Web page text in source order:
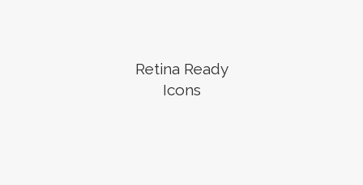
Retina Ready
Icons